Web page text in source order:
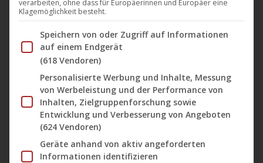
einen neuen Film, der dort kostenlos und häufig
exklusiv mit kleinen Werbeunterbrechnungen
angesehen werden kann. Im Film „Altitude – Die
Hard in…
verarbeiten, ohne dass für Europäerinnen und Europäer eine
Klagemöglichkeit besteht.
Im Folgenden finden Sie eine Liste der Zwecke des IAB
Speichern von oder Zugriff auf Informationen
auf einem Endgerät
(618 Vendoren)
Personalisierte Werbung und Inhalte, Messung
von Werbeleistung und der Performance von
Inhalten, Zielgruppenforschung sowie
Entwicklung und Verbesserung von Angeboten
(624 Vendoren)
Geräte anhand von aktiv angeforderten
Informationen identifizieren